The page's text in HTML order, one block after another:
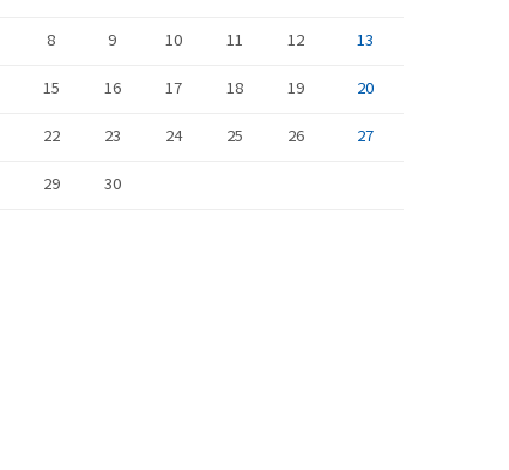
8 9 10 11 12 13
15 16 17 18 19 20
22 23 24 25 26 27
29 30